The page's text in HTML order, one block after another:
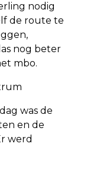
nodig
de route te
nog beter
mbo.
was de
en de
werd